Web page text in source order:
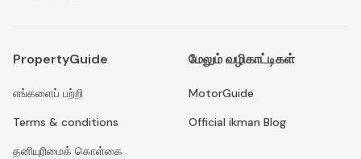
PropertyGuide
எங்களைப் பற்றி
Terms & conditions
தனியுரிமைக் கொள்கை
மேலும் வழிகாட்டிகள்
MotorGuide
Official ikman Blog